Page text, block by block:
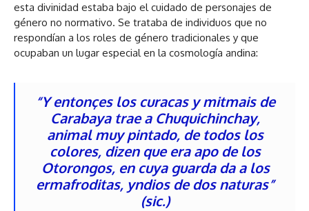
esta divinidad estaba bajo el cuidado de personajes de
género no normativo. Se trataba de individuos que no
respondían a los roles de género tradicionales y que
ocupaban un lugar especial en la cosmología andina:
“Y entonçes los curacas y mitmais de
Carabaya trae a Chuquichinchay,
animal muy pintado, de todos los
colores, dizen que era apo de los
Otorongos, en cuya guarda da a los
ermafroditas, yndios de dos naturas”
(sic.)